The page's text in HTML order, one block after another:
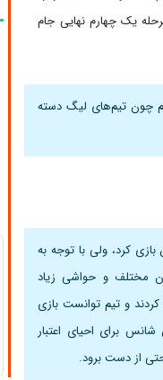
یک چهارم نهایی جام
چون تیم‌های لیگ دسته
کرد، ولی با توجه به
مختلف و حواشی زیاد
و تیم توانست بازی
برای احیای اعتبار
از دست برود.